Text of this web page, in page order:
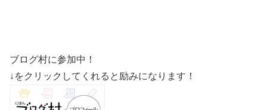
ブログ村に参加中！
↓をクリックしてくれると励みになります！